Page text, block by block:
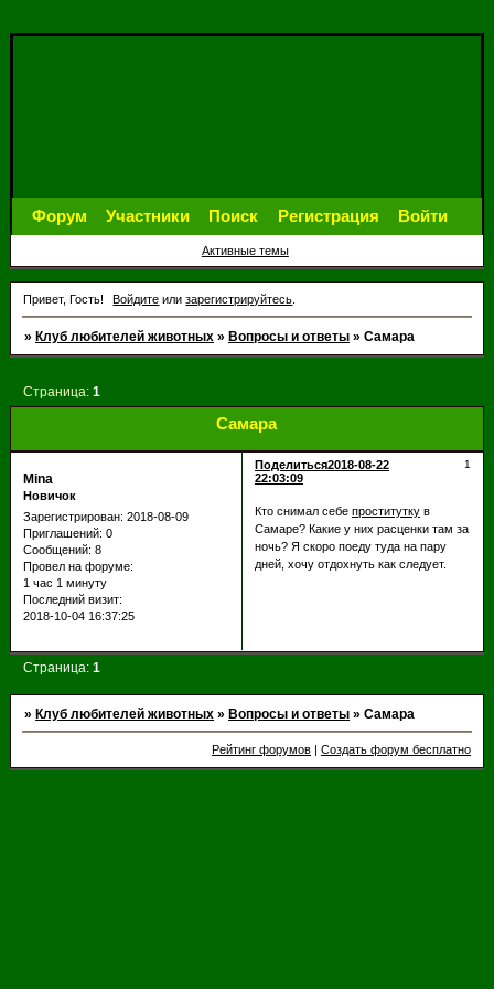
Форум Участники Поиск Регистрация Войти
Активные темы
Привет, Гость! Войдите илизарегистрируйтесь
»Клуб любителей животных »Вопросы и ответы »Самара
Самара
Страница:1
Поделиться 1
2018-08-22
22:03:09
Mina
Новичок
Зарегистрирован: 2018-08-09
Приглашений: 0
Сообщений: 8
Провел на форуме:
1 час 1 минуту
Последний визит:
2018-10-04 16:37:25
Кто снимал себе проституткув
Самаре? Какие у них расценки там за
ночь? Я скоро поеду туда на пару
дней, хочу отдохнуть как следует.
Страница:1
» Клуб любителей животных » Вопросы и ответы »Самара
Рейтинг форумов |Создать форум бесплатно